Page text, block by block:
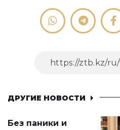
ДРУГИЕ НОВОСТИ
Без паники и